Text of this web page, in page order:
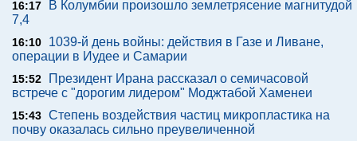
16:17
В Колумбии произошло землетрясение магнитудой
7,4
16:10
1039-й день войны: действия в Газе и Ливане,
операции в Иудее и Самарии
15:52
Президент Ирана рассказал о семичасовой
встрече с "дорогим лидером" Моджтабой Хаменеи
15:43 Степень воздействия частиц микропластика на
почву оказалась сильно преувеличенной